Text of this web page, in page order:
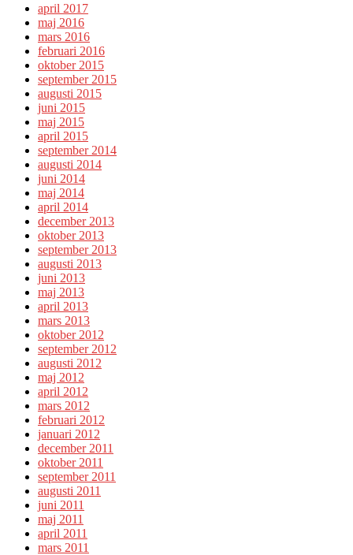
april 2017
maj 2016
mars 2016
februari 2016
oktober 2015
september 2015
augusti 2015
juni 2015
maj 2015
april 2015
september 2014
augusti 2014
juni 2014
maj 2014
april 2014
december 2013
oktober 2013
september 2013
augusti 2013
juni 2013
maj 2013
april 2013
mars 2013
oktober 2012
september 2012
augusti 2012
maj 2012
april 2012
mars 2012
februari 2012
januari 2012
december 2011
oktober 2011
september 2011
augusti 2011
juni 2011
maj 2011
april 2011
mars 2011